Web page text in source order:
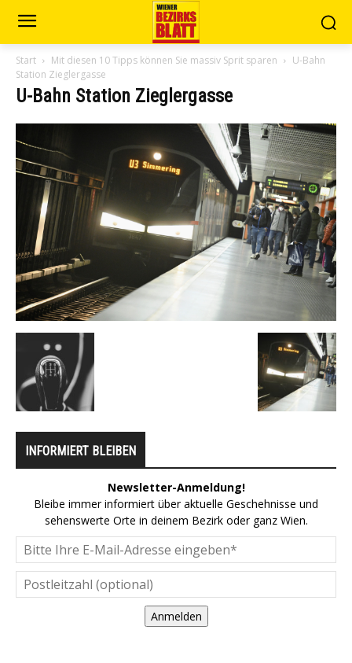
Start Mit diesen 10 Tipps können Sie massiv Sprit sparen
U-Bahn
Station Zieglergasse
U-Bahn Station Zieglergasse
INFORMIERT BLEIBEN
Newsletter-Anmeldung!
Bleibe immer informiert über aktuelle Geschehnisse und
sehenswerte Orte in deinem Bezirk oder ganz Wien.
Anmelden